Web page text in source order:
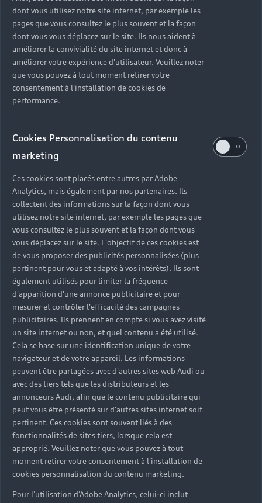
Phares Matrix LED, navigation MMI, radio
numérique… Ajoutez de nouvelles fonctionnalités à
votre véhicule, en quelques clics et pour la durée de
votre choix.
Personnaliser mon Audi
Activer mon système de
dont vous utilisez notre site internet, par exemple les
pages que vous consultez le plus souvent et la façon
dont vous vous déplacez sur le site. Ils nous aident à
améliorer la convivialité du site internet et donc à
améliorer votre expérience d'utilisateur. Veuillez noter
que vous pouvez à tout moment retirer votre
consentement à l'installation de cookies de
performance.
Cookies Personnalisation du contenu
marketing
Ces cookies sont placés entre autres par Adobe
Analytics, mais également par nos partenaires. Ils
collectent des informations sur la façon dont vous
utilisez notre site internet, par exemple les pages que
vous consultez le plus souvent et la façon dont vous
vous déplacez sur le site. L'objectif de ces cookies est
de vous proposer des publicités personnalisées (plus
pertinent pour vous et adapté à vos intérêts). Ils sont
également utilisés pour limiter la fréquence
d'apparition d'une annonce publicitaire et pour
mesurer et contrôler l'efficacité des campagnes
publicitaires. Ils prennent en compte si vous avez visité
un site internet ou non, et quel contenu a été utilisé.
Cela se base sur une identification unique de votre
navigateur et de votre appareil. Les informations
peuvent être partagées avec d'autres sites web Audi ou
avec des tiers tels que les distributeurs et les
annonceurs Audi, afin que le contenu publicitaire qui
peut vous être présenté sur d'autres sites internet soit
pertinent. Ces cookies sont souvent liés à des
fonctionnalités de sites tiers, lorsque cela est
approprié. Veuillez noter que vous pouvez à tout
moment retirer votre consentement à l'installation de
cookies personnalisation du contenu marketing.
Pour l’utilisation d’Adobe Analytics, celui-ci inclut